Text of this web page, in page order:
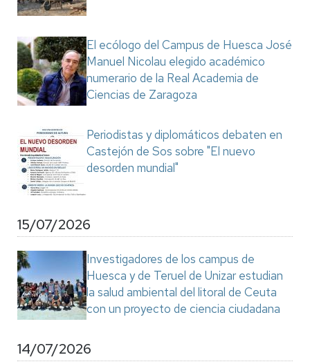
El ecólogo del Campus de Huesca José
Manuel Nicolau elegido académico
numerario de la Real Academia de
Ciencias de Zaragoza
Periodistas y diplomáticos debaten en
Castejón de Sos sobre "El nuevo
desorden mundial"
15/07/2026
Investigadores de los campus de
Huesca y de Teruel de Unizar estudian
la salud ambiental del litoral de Ceuta
con un proyecto de ciencia ciudadana
14/07/2026